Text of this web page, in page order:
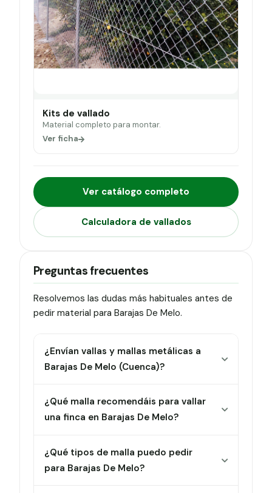
Kits de vallado
Material completo para montar.
Ver ficha
Ver catálogo completo
Calculadora de vallados
Preguntas frecuentes
Resolvemos las dudas más habituales antes de
pedir material para Barajas De Melo.
¿Envían vallas y mallas metálicas a
Barajas De Melo (Cuenca)?
¿Qué malla recomendáis para vallar
una finca en Barajas De Melo?
¿Qué tipos de malla puedo pedir
para Barajas De Melo?